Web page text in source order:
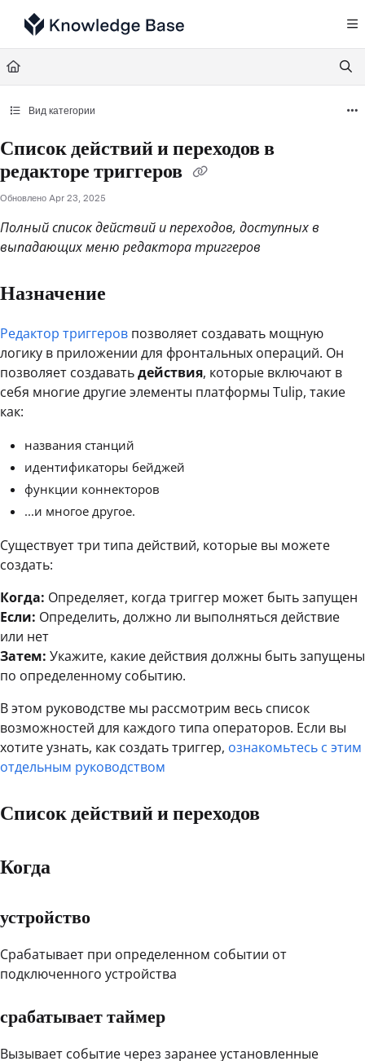
Documentation Index
Fetch the complete documentation index at:
Use this file to discover all available pages before exploring further.
Вид категории
Список действий и переходов в
редакторе триггеров
Обновлено Apr 23, 2025
Полный список действий и переходов, доступных в
выпадающих меню редактора триггеров
Назначение
Редактор триггеров позволяет создавать мощную
логику в приложении для фронтальных операций. Он
позволяет создаватьдействия, которые включают в
себя многие другие элементы платформы Tulip, такие
как:
названия станций
идентификаторы бейджей
функции коннекторов
...и многое другое.
Существует три типа действий, которые вы можете
создать:
Когда: Определяет, когда триггер может быть запущен
Если: Определить, должно ли выполняться действие
или нет
Затем: Укажите, какие действия должны быть запущены
по определенному событию.
В этом руководстве мы рассмотрим весь список
возможностей для каждого типа операторов. Если вы
хотите узнать, как создать триггер, ознакомьтесь с этим
отдельным руководством
Список действий и переходов
Когда
устройство
Срабатывает при определенном событии от
подключенного устройства
срабатывает таймер
Вызывает событие через заранее установленные